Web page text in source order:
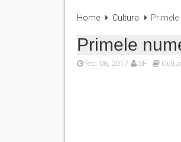
Home Cultura Primele
Primele
feb. 06, 2017 SF